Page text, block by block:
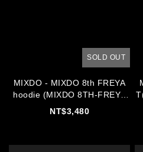
SOLD OUT
MIXDO - MIXDO 8th FREYA
hoodie (MIXDO 8TH-FREYA
series)
NT$3,480